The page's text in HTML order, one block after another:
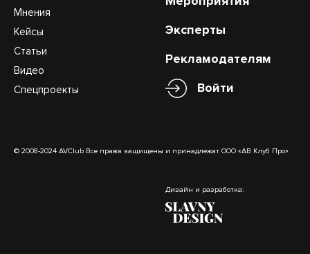
Мнения
Кейсы
Статьи
Видео
Спецпроекты
Эксперты
Рекламодателям
Войти
© 2008-2024 AVClub Все права защищены и принадлежат ООО «АВ Клуб Про»
Дизайн и разработка: